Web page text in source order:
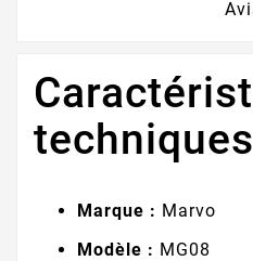
Marque : Marvo
Modèle : MG08